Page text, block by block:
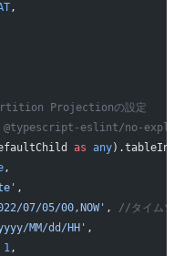
,
Projectionの設定
eslint/no-
as any
,
,
07/05/00,NOW' , //タイム
MM/dd/HH' ,
1,